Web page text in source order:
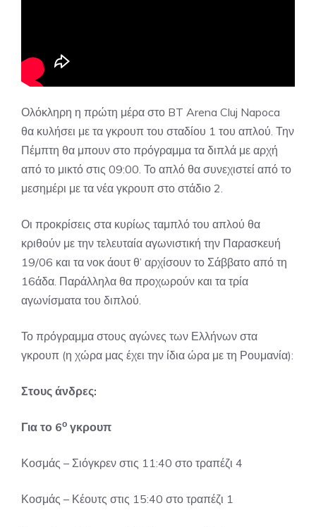
Ολόκληρη η πρώτη μέρα στο BT Arena Cluj Napoca
θα κυλήσει με τα γκρουπ του σταδίου 1 του απλού. Την
Πέμπτη θα μπουν στο πρόγραμμα τα διπλά με αρχή
από το μικτό στις 09:00. Το απλό θα συνεχιστεί από το
μεσημέρι με τα νέα γκρουπ στο στάδιο 2.
Οι προκρίσεις στα κυρίως ταμπλό του απλού θα
κριθούν με την τελευταία αγωνιστική την Παρασκευή
19/06 και τα νοκ άουτ θ’ αρχίσουν το Σάββατο από τη
16άδα. Παράλληλα θα προχωρούν και τα τρία
αγωνίσματα του διπλού.
Το πρόγραμμα στους αγώνες των Ελλήνων στα
γκρουπ (η χώρα μας έχει την ίδια ώρα με τη Ρουμανία):
Στους άνδρες:
Για το 6ο γκρουπ
Κοσμάς – Σιόγκρεν στις 11:40 στο τραπέζι 4
Κοσμάς – Κέουτς στις 15:40 στο τραπέζι 1